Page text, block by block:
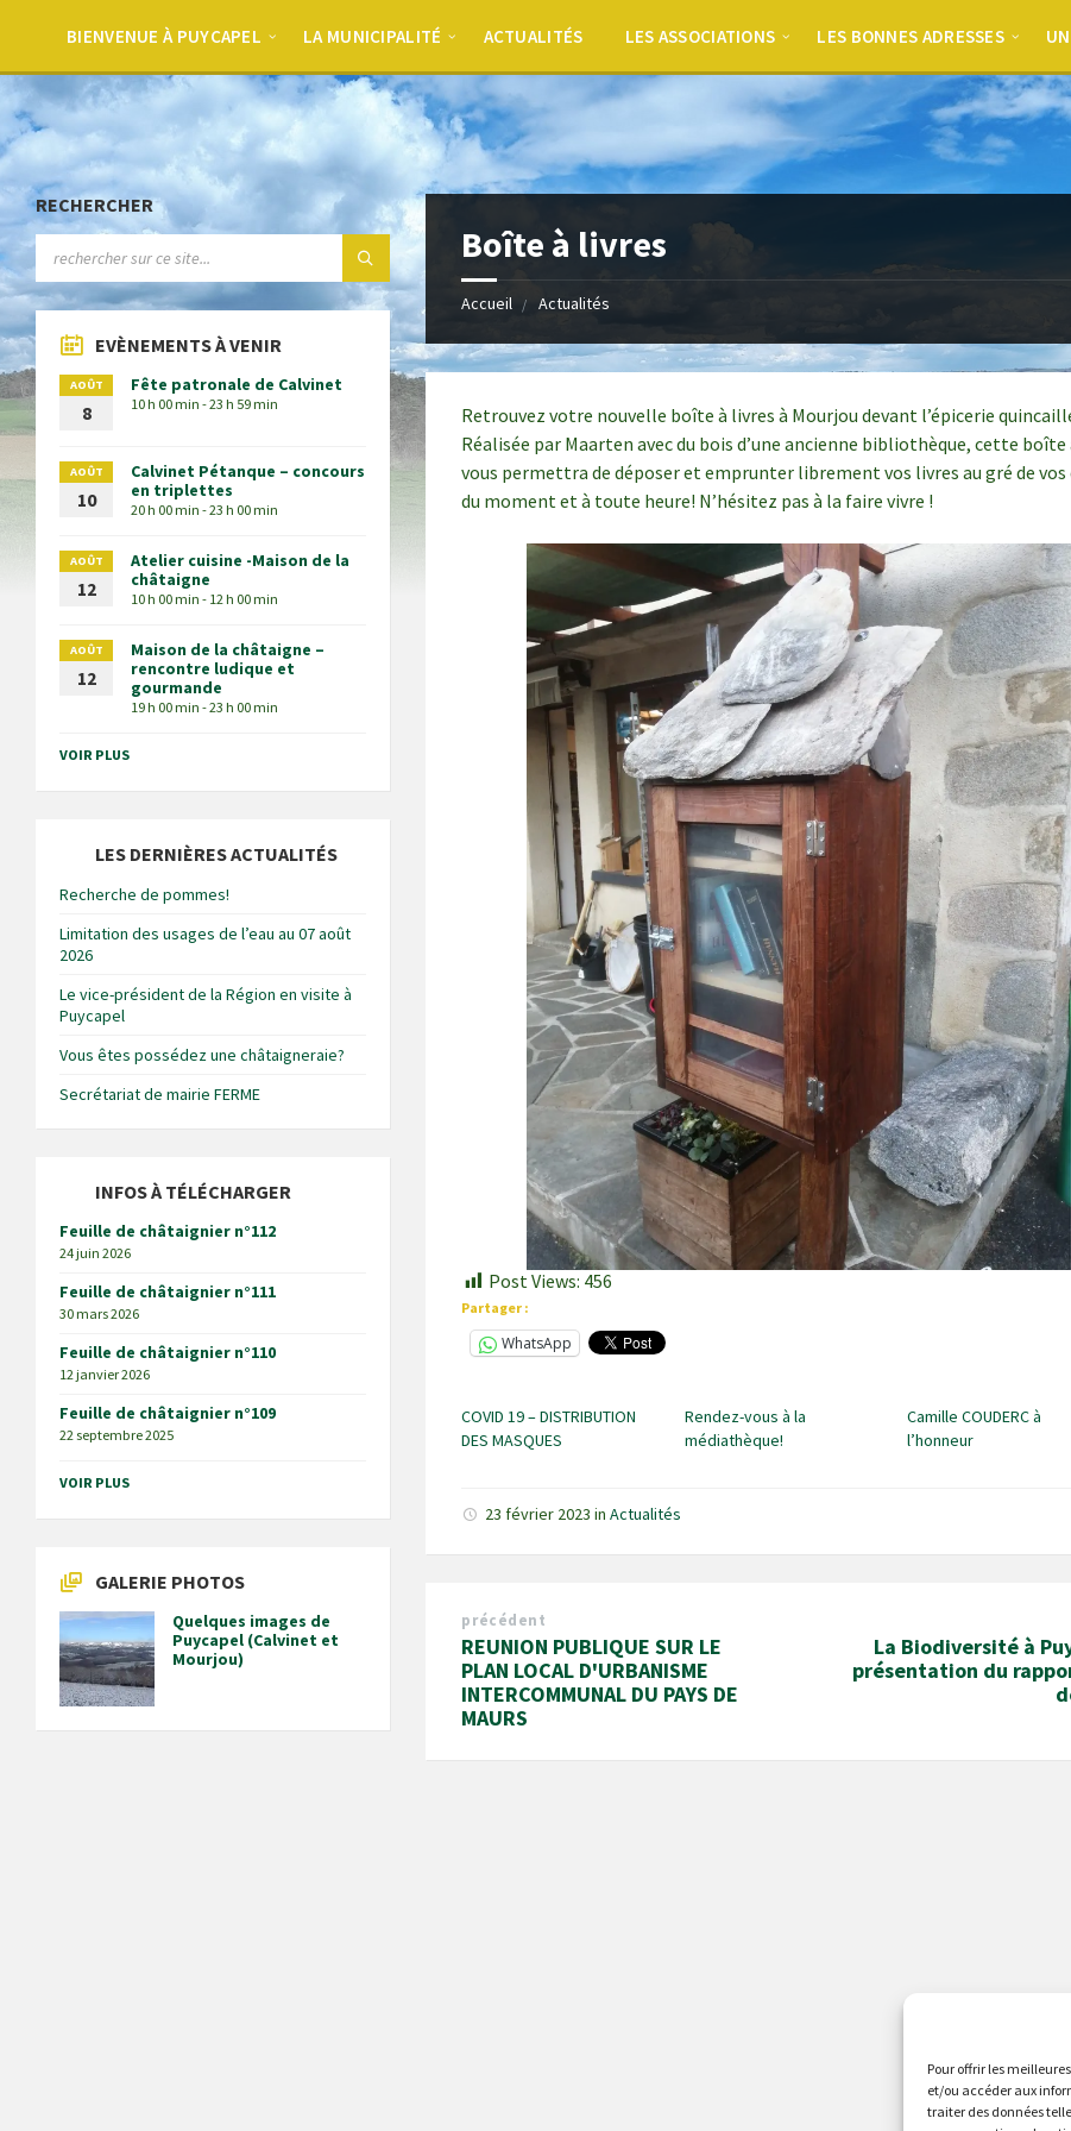
Pour offrir les
et/ou accéder aux
traiter des données
BIENVENUE À PUYCAPEL LA MUNICIPALITÉ ACTUALITÉS LES ASSOCIATIONS LES BONNES ADRESSES
Boîte à livres
Accueil Actualités
Retrouvez votre nouvelle boîte à livres à Mourjou devant l’épicerie
Réalisée par Maarten avec du bois d’une ancienne bibliothèque, cette boîte
vous permettra de déposer et emprunter librement vos livres au gré de vos
du moment et à toute heure! N’hésitez pas à la faire vivre !
Post Views: 456
Partager :
WhatsApp
COVID 19 – DISTRIBUTION
DES MASQUES
Rendez-vous à la
médiathèque!
Camille COUDERC à
l’honneur
23 février 2023inActualités
précédent
REUNION PUBLIQUE SUR LE
PLAN LOCAL D'URBANISME
INTERCOMMUNAL DU PAYS DE
MAURS
La Biodiversité à
présentation du
RECHERCHER
EVÈNEMENTS À VENIR
AOÛT
8
Fête patronale de Calvinet
10 h 00 min - 23 h 59 min
AOÛT
10
Calvinet Pétanque – concours
en triplettes
20 h 00 min - 23 h 00 min
AOÛT
12
Atelier cuisine -Maison de la
châtaigne
10 h 00 min - 12 h 00 min
AOÛT
12
Maison de la châtaigne –
rencontre ludique et
gourmande
19 h 00 min - 23 h 00 min
VOIR PLUS
LES DERNIÈRES ACTUALITÉS
Recherche de pommes!
Limitation des usages de l’eau au 07 août
2026
Le vice-président de la Région en visite à
Puycapel
Vous êtes possédez une châtaigneraie?
Secrétariat de mairie FERME
INFOS À TÉLÉCHARGER
Feuille de châtaignier n°112
24 juin 2026
Feuille de châtaignier n°111
30 mars 2026
Feuille de châtaignier n°110
12 janvier 2026
Feuille de châtaignier n°109
22 septembre 2025
VOIR PLUS
GALERIE PHOTOS
Quelques images de
Puycapel (Calvinet et
Mourjou)